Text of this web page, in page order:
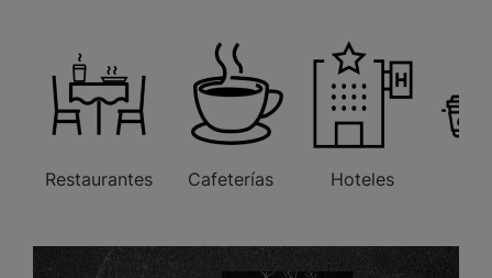
Restaurantes Cafeterías Hoteles